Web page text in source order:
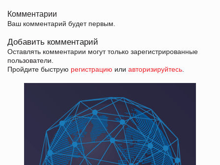
Комментарии
Ваш комментарий будет первым.
Добавить комментарий
Оставлять комментарии могут только зарегистрированные
пользователи.
Пройдите быструю регистрацию или авторизируйтесь